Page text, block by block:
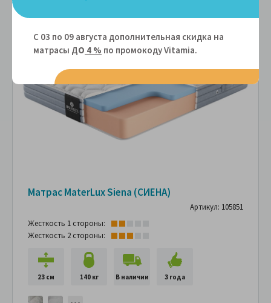
-15%
Матрас MaterLux Siena (СИЕНА)
Артикул: 105851
Жесткость 1 стороны:
Жесткость 2 стороны:
23 см 140 кг В наличии 3 года
С 03 по 09 августа дополнительная скидка на
матрасы ДО 4 % по промокоду Vitamiа.